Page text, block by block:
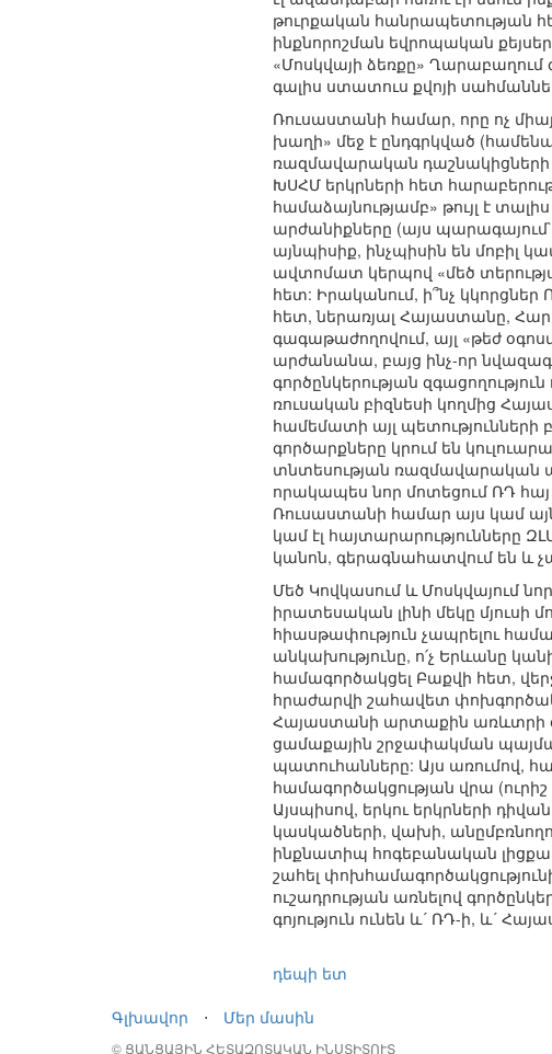
թուրքական հանրապետության
ինքնորոշման եվրոպական
«Մոսկվայի ձեռքը»
գալիս ստատուս քվոյի
Ռուսաստանի համար, որը ոչ
խաղի» մեջ է ընդգրկված
ռազմավարական դաշնակիցների
ԽՍՀՄ երկրների հետ
համաձայնությամբ» թույլ է
արժանիքները (այս
այնպիսիք, ինչպիսին են մոբիլ
ավտոմատ կերպով «մեծ
հետ: Իրականում, ի՞նչ
հետ, ներառյալ Հայաստանը,
գագաթաժողովում, այլ «թեժ
արժանանա, բայց ինչ-որ
գործընկերության
ռուսական բիզնեսի կողմից
համեմատի այլ պետությունների
գործարքները կրում են
տնտեսության ռազմավարական
որակապես նոր մոտեցում ՌԴ
Ռուսաստանի համար այս կամ
կամ էլ հայտարարությունները
կանոն, գերագնահատվում են և
Մեծ Կովկասում և Մոսկվայում
իրատեսական լինի մեկը մյուսի
հիասթափություն չապրելու
անկախությունը, ո՛չ Երևանը
համագործակցել Բաքվի հետ,
հրաժարվի շահավետ
Հայաստանի արտաքին առևտրի
ցամաքային շրջափակման
պատուհանները: Այս առումով,
համագործակցության վրա
Այսպիսով, երկու երկրների
կասկածների, վախի,
ինքնատիպ հոգեբանական
շահել
ուշադրության առնելով
գոյություն ունեն և´ ՌԴ-ի, և´
դեպի ետ
Գլխավոր
⋅ Մեր մասին
© ՑԱՆՑԱՅԻՆ ՀԵՏԱԶՈՏԱԿԱՆ ԻՆՍՏԻՏՈՒՏ